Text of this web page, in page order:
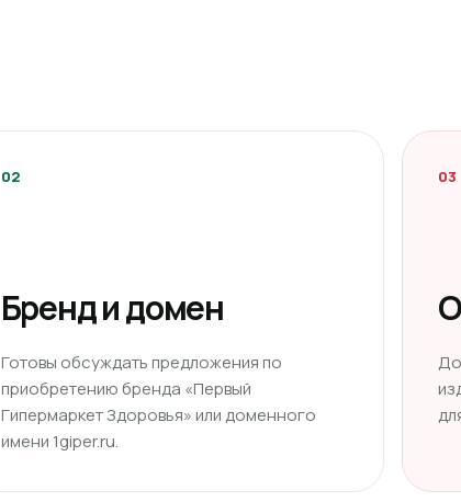
02
Бренд и домен
Готовы обсуждать предложения по
приобретению бренда «Первый
Гипермаркет Здоровья» или доменного
имени 1giper.ru.
03